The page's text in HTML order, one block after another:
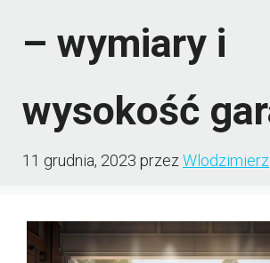
– wymiary i
wysokość
11 grudnia, 2023 przez Wlodzimierz